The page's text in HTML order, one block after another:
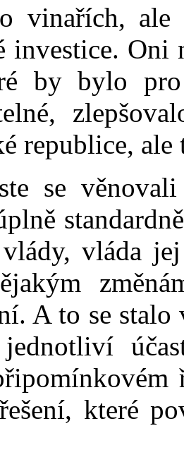
vinařích, ale
investice.
by bylo
republice,
se
vláda
A to se
které